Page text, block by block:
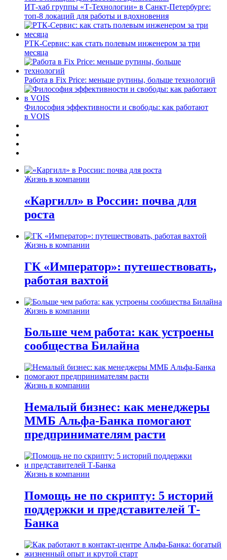
ИТ-хаб группы «Т-Технологии» в Санкт-Петербурге:
топ-8 локаций для работы и вдохновения
РТК-Сервис: как стать полевым инженером за три
месяца
Работа в Fix Price: меньше рутины, больше технологий
Философия эффективности и свободы: как работают
в VOIS
Жизнь в компании
«Каргилл» в России: почва для
роста
Жизнь в компании
ГК «Император»: путешествовать,
работая вахтой
Жизнь в компании
Больше чем работа: как устроены
сообщества Билайна
Жизнь в компании
Немалый бизнес: как менеджеры
ММБ Альфа-Банка помогают
предпринимателям расти
Жизнь в компании
Помощь не по скрипту: 5 историй
поддержки и представителей Т-
Банка